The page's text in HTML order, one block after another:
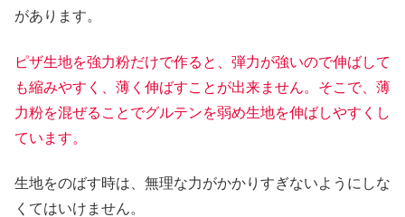
があります。
ピザ生地を強力粉だけで作ると、弾力が強いので伸ばして
も縮みやすく、薄く伸ばすことが出来ません。そこで、薄
力粉を混ぜることでグルテンを弱め生地を伸ばしやすくし
ています。
生地をのばす時は、無理な力がかかりすぎないようにしな
くてはいけません。